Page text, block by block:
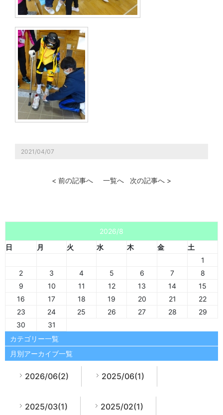
2021/04/07
< 前の記事へ 一覧へ 次の記事へ >
2026/8
日
月 火 水 木 金
土
1
2
3 4 5 6 7
8
9
10 11 12 13 14
15
16
17 18 19 20 21
22
23
24 25 26 27 28
29
30
31
カテゴリー一覧
月別アーカイブ一覧
2026/06(2) 2025/06(1)
2025/03(1) 2025/02(1)